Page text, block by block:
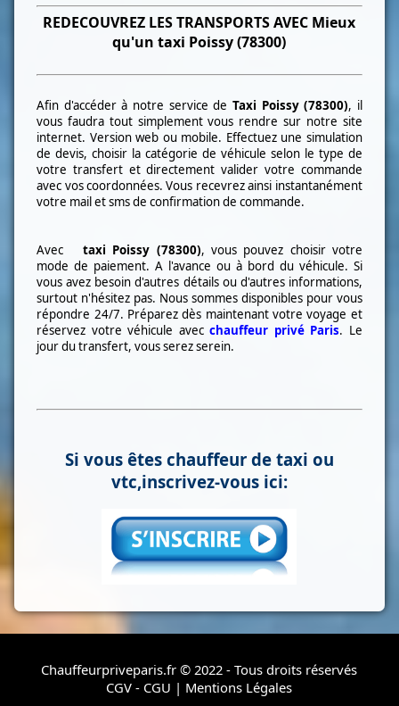
REDECOUVREZ LES TRANSPORTS AVEC Mieux
qu'un taxi Poissy (78300)
Afin d'accéder à notre service de Taxi Poissy (78300), il
vous faudra tout simplement vous rendre sur notre site
internet. Version web ou mobile. Effectuez une simulation
de devis, choisir la catégorie de véhicule selon le type de
votre transfert et directement valider votre commande
avec vos coordonnées. Vous recevrez ainsi instantanément
votre mail et sms de confirmation de commande.
Avec taxi Poissy (78300), vous pouvez choisir votre
mode de paiement. A l'avance ou à bord du véhicule. Si
vous avez besoin d'autres détails ou d'autres informations,
surtout n'hésitez pas. Nous sommes disponibles pour vous
répondre 24/7. Préparez dès maintenant votre voyage et
réservez votre véhicule avecchauffeur privé Paris. Le
jour du transfert, vous serez serein.
Si vous êtes chauffeur de taxi ou
vtc,inscrivez-vous ici:
Chauffeurpriveparis.fr © 2022 - Tous droits réservés
CGV - CGU | Mentions Légales